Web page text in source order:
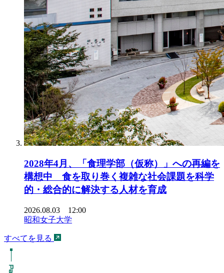
2028年4月、「食理学部（仮称）」への再編を
構想中 食を取り巻く複雑な社会課題を科学
的・総合的に解決する人材を育成
2026.08.03 12:00
昭和女子大学
すべてを見る